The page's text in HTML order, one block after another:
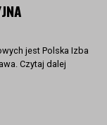
jest Polska Izba
Czytaj dalej